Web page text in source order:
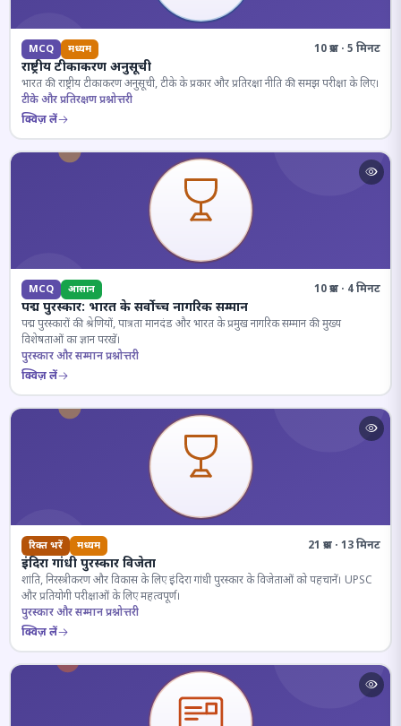
MCQ मध्यम 10 प्रश्न · 5 मिनट
राष्ट्रीय टीकाकरण अनुसूची
भारत की राष्ट्रीय टीकाकरण अनुसूची, टीके के प्रकार और प्रतिरक्षा नीति की समझ परीक्षा के लिए।
टीके और प्रतिरक्षण प्रश्नोत्तरी
क्विज़ लें
MCQ आसान 10 प्रश्न · 4 मिनट
पद्म पुरस्कार: भारत के सर्वोच्च नागरिक सम्मान
पद्म पुरस्कारों की श्रेणियों, पात्रता मानदंड और भारत के प्रमुख नागरिक सम्मान की मुख्य
विशेषताओं का ज्ञान परखें।
पुरस्कार और सम्मान प्रश्नोत्तरी
क्विज़ लें
रिक्त भरें मध्यम 21 प्रश्न · 13 मिनट
इंदिरा गांधी पुरस्कार विजेता
शांति, निरस्त्रीकरण और विकास के लिए इंदिरा गांधी पुरस्कार के विजेताओं को पहचानें। UPSC
और प्रतियोगी परीक्षाओं के लिए महत्वपूर्ण।
पुरस्कार और सम्मान प्रश्नोत्तरी
क्विज़ लें